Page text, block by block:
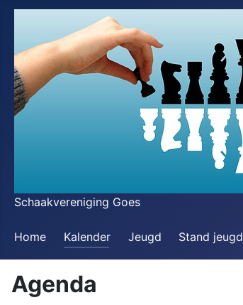
Schaakvereniging Goes
Home Kalender Jeugd Stand jeugd
Agenda